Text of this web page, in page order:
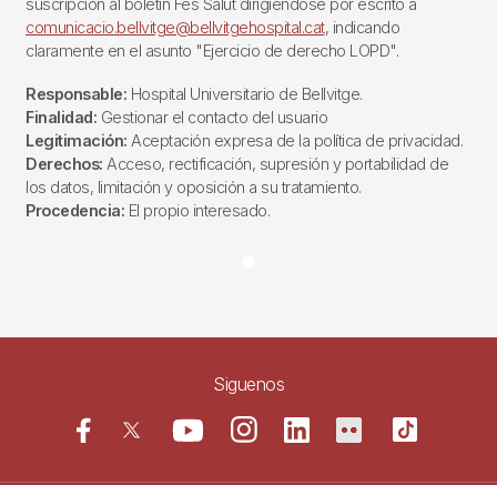
suscripción al boletín Fes Salut dirigiéndose por escrito a
comunicacio.bellvitge@bellvitgehospital.cat, indicando
claramente en el asunto "Ejercicio de derecho LOPD".
Responsable: Hospital Universitario de Bellvitge.
Finalidad: Gestionar el contacto del usuario
Legitimación: Aceptación expresa de la política de privacidad.
Derechos: Acceso, rectificación, supresión y portabilidad de
los datos, limitación y oposición a su tratamiento.
Procedencia: El propio interesado.
Siguenos